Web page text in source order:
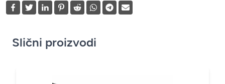
Slični proizvodi